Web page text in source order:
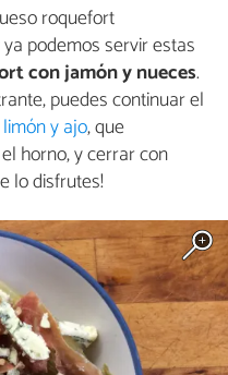
roquefort
podemos servir estas
con jamón y nueces.
puedes continuar el
y ajo, que
horno, y cerrar con
lo disfrutes!